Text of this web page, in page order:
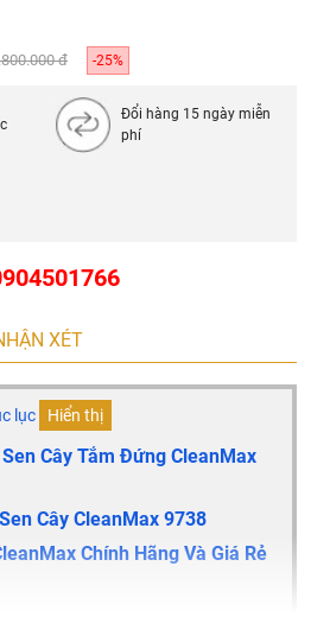
đ -25%
Đổi hàng 15 ngày miễn
phí
XÉT
lục Hiển thị
Cây Tắm Đứng CleanMax
Cây CleanMax 9738
Chính Hãng Và Giá Rẻ